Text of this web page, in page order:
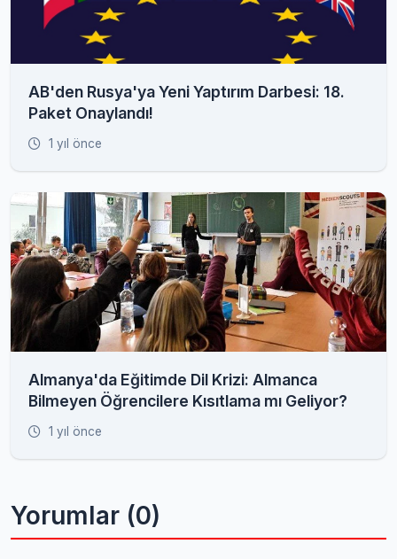
AB'den Rusya'ya Yeni Yaptırım Darbesi: 18.
Paket Onaylandı!
1 yıl önce
Almanya'da Eğitimde Dil Krizi: Almanca
Bilmeyen Öğrencilere Kısıtlama mı Geliyor?
1 yıl önce
Yorumlar (0)